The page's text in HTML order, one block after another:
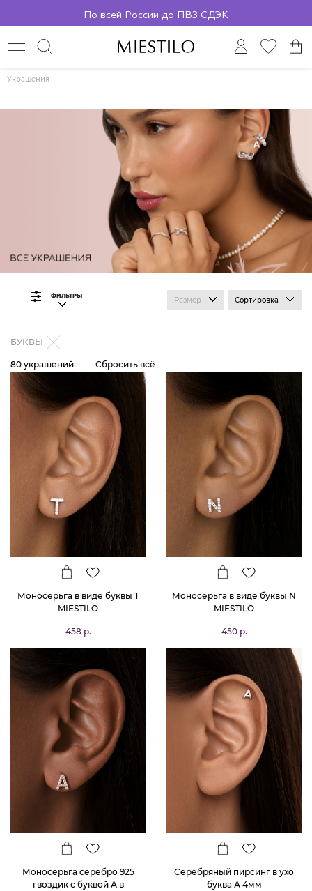
По всей России до ПВЗ СДЭК
Украшения
ФИЛЬТРЫ Размер Сортировка
БУКВЫ
80 украшений Сбросить всё
Моносерьга в виде буквы T
MIESTILO
458 р.
Моносерьга в виде буквы N
MIESTILO
450 р.
Моносерьга серебро 925
гвоздик c буквой А в
Серебряный пирсинг в ухо
буква А 4мм